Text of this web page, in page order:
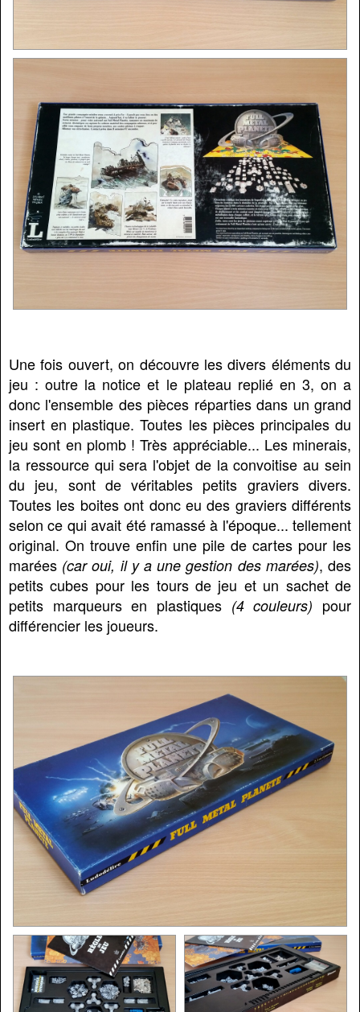
Une fois ouvert, on découvre les divers éléments du
jeu : outre la notice et le plateau replié en 3, on a
donc l'ensemble des pièces réparties dans un grand
insert en plastique. Toutes les pièces principales du
jeu sont en plomb ! Très appréciable... Les minerais,
la ressource qui sera l'objet de la convoitise au sein
du jeu, sont de véritables petits graviers divers.
Toutes les boites ont donc eu des graviers différents
selon ce qui avait été ramassé à l'époque... tellement
original. On trouve enfin une pile de cartes pour les
marées (car oui, il y a une gestion des marées), des
petits cubes pour les tours de jeu et un sachet de
petits marqueurs en plastiques (4 couleurs) pour
différencier les joueurs.